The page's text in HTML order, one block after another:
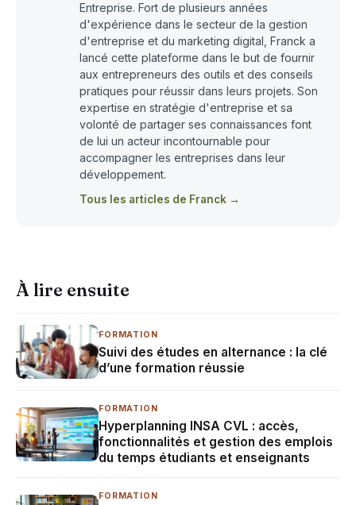
Entreprise. Fort de plusieurs années
d'expérience dans le secteur de la gestion
d'entreprise et du marketing digital, Franck a
lancé cette plateforme dans le but de fournir
aux entrepreneurs des outils et des conseils
pratiques pour réussir dans leurs projets. Son
expertise en stratégie d'entreprise et sa
volonté de partager ses connaissances font
de lui un acteur incontournable pour
accompagner les entreprises dans leur
développement.
Tous les articles de Franck →
À lire ensuite
FORMATION
Suivi des études en alternance : la clé
d’une formation réussie
FORMATION
Hyperplanning INSA CVL : accès,
fonctionnalités et gestion des emplois
du temps étudiants et enseignants
FORMATION